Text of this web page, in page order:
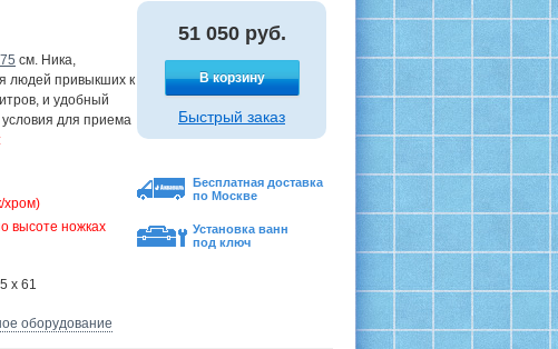
см. Ника,
людей привыкших к
и удобный
для приема
хром)
высоте ножках
x 61
51 050 руб.
В корзину
Быстрый заказ
Бесплатная доставка
по Москве
Установка ванн
под ключ
оборудование